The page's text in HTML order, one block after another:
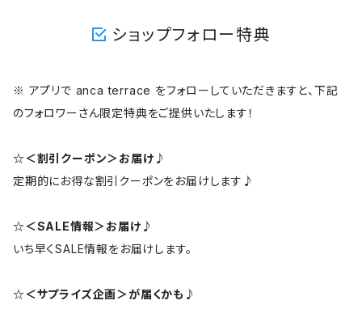
ショップフォロー特典
※ アプリで anca terrace をフォローしていただきますと、下記
のフォロワーさん限定特典をご提供いたします！
☆＜割引クーポン＞お届け♪
定期的にお得な割引クーポンをお届けします♪
☆＜SALE情報＞お届け♪
いち早くSALE情報をお届けします。
☆＜サプライズ企画＞が届くかも♪